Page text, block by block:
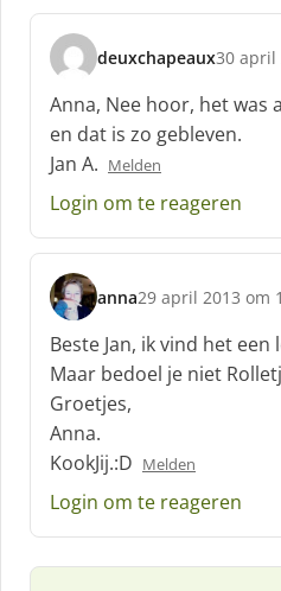
e
f
:
deuxchapeaux
s
c
h
r
e
e
:
30 april
Anna, Nee hoor, het was
en dat is zo gebleven.
Jan A. Melden
Login om te reageren
anna
s
c
h
r
e
e
f
29 april 2013 om
Beste Jan, ik vind het
Maar bedoel je niet
Groetjes,
Anna.
KookJij.:D Melden
Login om te reageren